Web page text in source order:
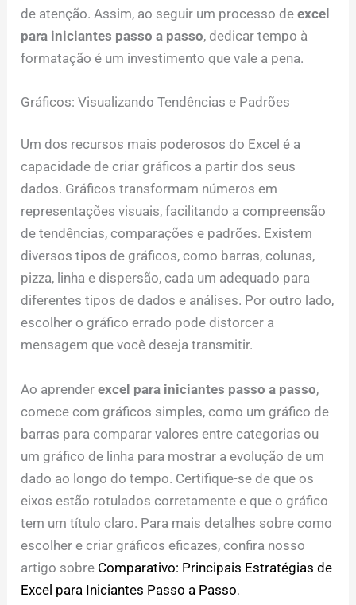
de atenção. Assim, ao seguir um processo deexcel
para iniciantes passo a passo, dedicar tempo à
formatação é um investimento que vale a pena.
Gráficos: Visualizando Tendências e Padrões
Um dos recursos mais poderosos do Excel é a
capacidade de criar gráficos a partir dos seus
dados. Gráficos transformam números em
representações visuais, facilitando a compreensão
de tendências, comparações e padrões. Existem
diversos tipos de gráficos, como barras, colunas,
pizza, linha e dispersão, cada um adequado para
diferentes tipos de dados e análises. Por outro lado,
escolher o gráfico errado pode distorcer a
mensagem que você deseja transmitir.
Ao aprenderexcel para iniciantes passo a passo,
comece com gráficos simples, como um gráfico de
barras para comparar valores entre categorias ou
um gráfico de linha para mostrar a evolução de um
dado ao longo do tempo. Certifique-se de que os
eixos estão rotulados corretamente e que o gráfico
tem um título claro. Para mais detalhes sobre como
escolher e criar gráficos eficazes, confira nosso
artigo sobre Comparativo: Principais Estratégias de
Excel para Iniciantes Passo a Passo.